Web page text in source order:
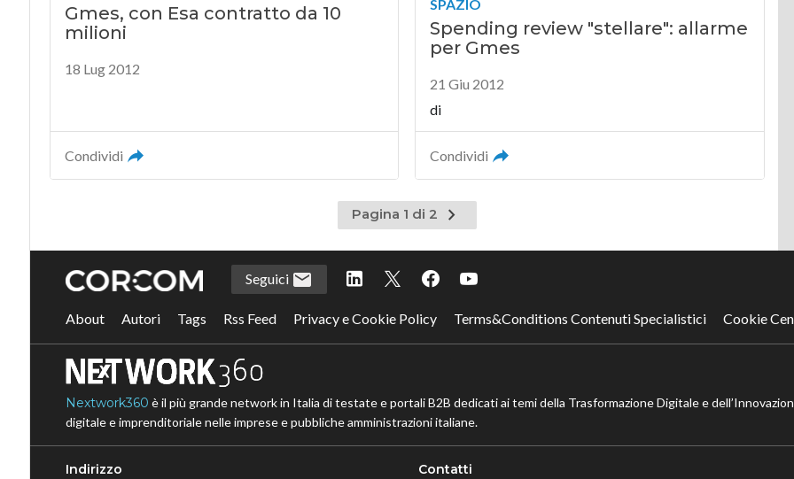
Gmes, con Esa contratto da 10
milioni
18 Lug 2012
Condividi
SPAZIO
Spending review "stellare": allarme
per Gmes
21 Giu 2012
di
Condividi
Pagina 1 di 2
Pagina
successiva
Seguici
About Autori Tags Rss Feed Privacy e Cookie Policy Terms&Conditions Contenuti Specialistici Cookie
Nextwork360 è il più grande network in Italia di testate e portali B2B dedicati ai temi della Trasformazione Digitale e
digitale e imprenditoriale nelle imprese e pubbliche amministrazioni italiane.
Indirizzo Contatti